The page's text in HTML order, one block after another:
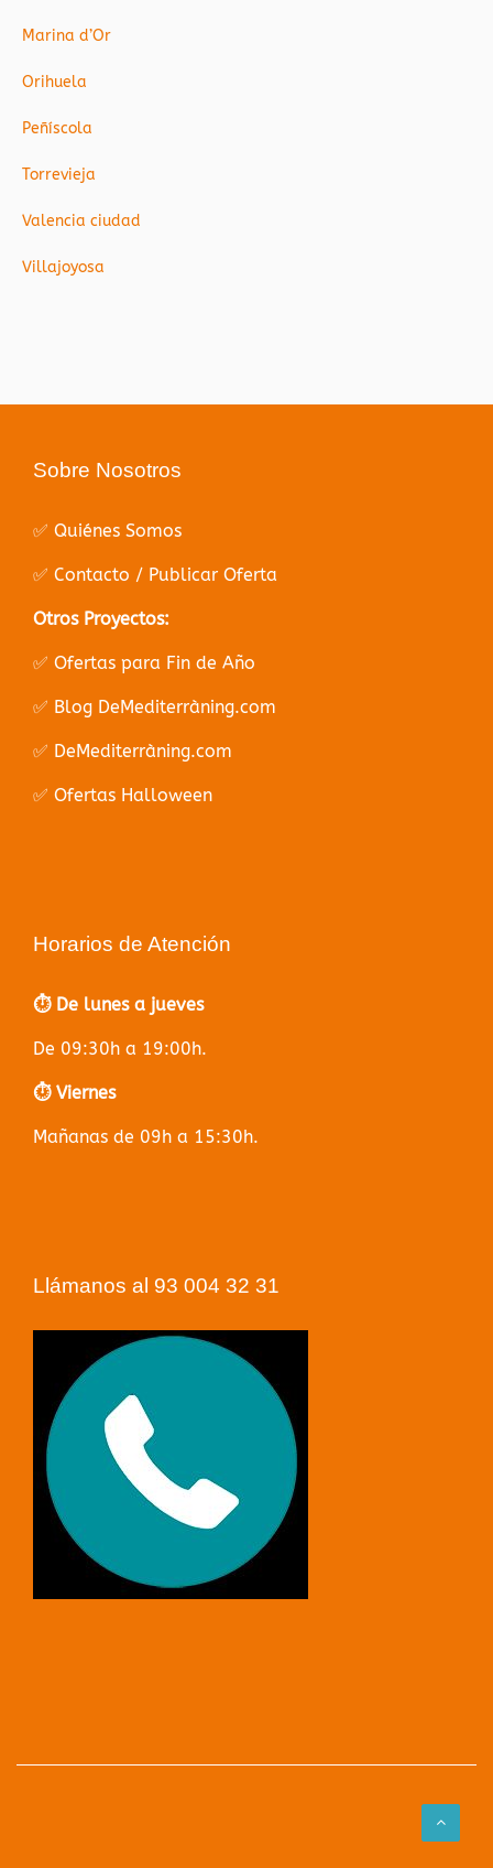
Marina d’Or
Orihuela
Peñíscola
Torrevieja
Valencia ciudad
Villajoyosa
Sobre Nosotros
✅ Quiénes Somos
✅ Contacto / Publicar Oferta
Otros Proyectos:
✅ Ofertas para Fin de Año
✅ Blog DeMediterràning.com
✅ DeMediterràning.com
✅ Ofertas Halloween
Horarios de Atención
⏱️ De lunes a jueves
De 09:30h a 19:00h.
⏱️ Viernes
Mañanas de 09h a 15:30h.
Llámanos al 93 004 32 31